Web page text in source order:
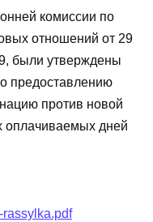
комиссии по
отношений от 29
были утверждены
предоставлению
против новой
оплачиваемых дней